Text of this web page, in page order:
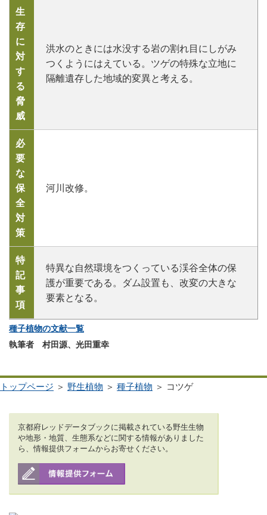
生
存
に
対
す
る
脅
威
洪水のときには水没する岩の割れ目にしがみ
つくようにはえている。ツゲの特殊な立地に
隔離遺存した地域的変異と考える。
必
要
な
保
全
対
策
河川改修。
特
記
事
項
特異な自然環境をつくっている渓谷全体の保
護が重要である。ダム設置も、改変の大きな
要素となる。
種子植物の文献一覧
執筆者 村田源、光田重幸
トップページ ＞ 野生植物 ＞ 種子植物 ＞ コツゲ
京都府レッドデータブックに掲載されている野生生物
や地形・地質、生態系などに関する情報がありました
ら、情報提供フォームからお寄せください。